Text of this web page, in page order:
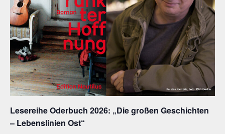
Lesereihe Oderbuch 2026: „Die großen Geschichten
– Lebenslinien Ost“